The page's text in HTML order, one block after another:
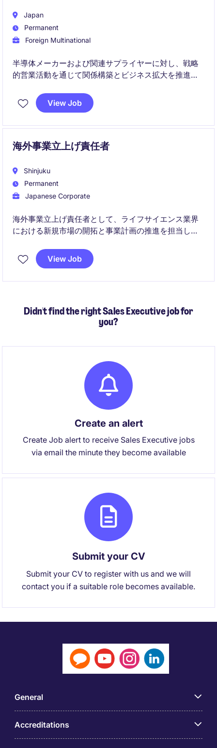
Japan
Permanent
Foreign Multinational
半導体メーカーおよび関連サプライヤーに対し、戦略
的営業活動を通じて関係構築とビジネス拡大を推進す
View Job
海外事業立上げ責任者
Shinjuku
Permanent
Japanese Corporate
海外事業立上げ責任者として、ライフサイエンス業界
における新規市場の開拓と事業計画の推進を担当しま
わる重要な役割です。
View Job
Didn't find the right Sales Executive job for
you?
Create an alert
Create Job alert to receive Sales Executive jobs
via email the minute they become available
Submit your CV
Submit your CV to register with us and we will
contact you if a suitable role becomes available.
General
Accreditations